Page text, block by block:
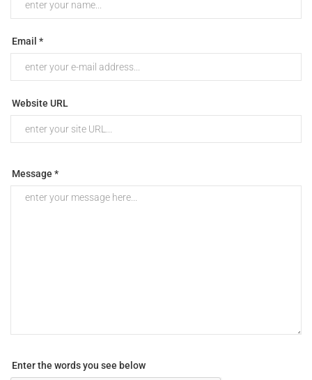
Email *
Website URL
Message *
Enter the words you see below